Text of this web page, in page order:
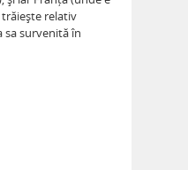
relativ
survenită în